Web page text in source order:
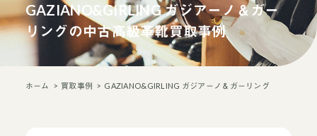
GAZIANO&GIRLING ガジアーノ＆ガー
リングの中古高級革靴買取事例
ホーム 買取事例 GAZIANO&GIRLING ガジアーノ＆ガーリング